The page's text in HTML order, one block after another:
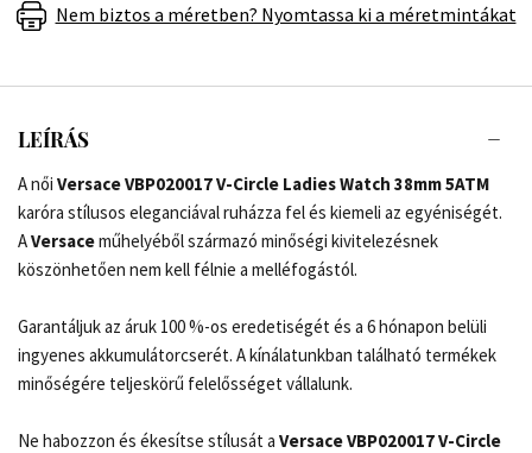
Nem biztos a méretben? Nyomtassa ki a méretmintákat
LEÍRÁS
A női Versace VBP020017 V-Circle Ladies Watch 38mm 5ATM
karóra stílusos eleganciával ruházza fel és kiemeli az egyéniségét.
AVersaceműhelyéből származó minőségi kivitelezésnek
köszönhetően nem kell félnie a melléfogástól.
Garantáljuk az áruk 100 %-os eredetiségét és a 6 hónapon belüli
ingyenes akkumulátorcserét. A kínálatunkban található termékek
minőségére teljeskörű felelősséget vállalunk.
Ne habozzon és ékesítse stílusát a Versace VBP020017 V-Circle